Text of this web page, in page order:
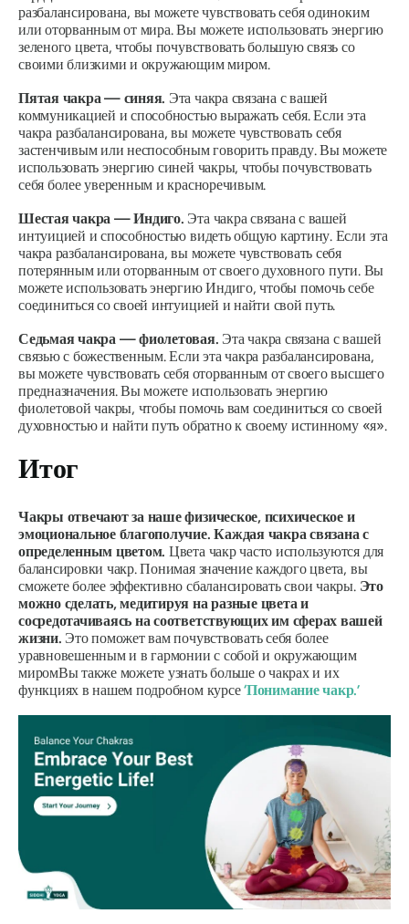
разбалансирована, вы можете чувствовать себя одиноким
или оторванным от мира. Вы можете использовать энергию
зеленого цвета, чтобы почувствовать большую связь со
своими близкими и окружающим миром.
Пятая чакра — синяя. Эта чакра связана с вашей
коммуникацией и способностью выражать себя. Если эта
чакра разбалансирована, вы можете чувствовать себя
застенчивым или неспособным говорить правду. Вы можете
использовать энергию синей чакры, чтобы почувствовать
себя более уверенным и красноречивым.
Шестая чакра — Индиго. Эта чакра связана с вашей
интуицией и способностью видеть общую картину. Если эта
чакра разбалансирована, вы можете чувствовать себя
потерянным или оторванным от своего духовного пути. Вы
можете использовать энергию Индиго, чтобы помочь себе
соединиться со своей интуицией и найти свой путь.
Седьмая чакра — фиолетовая. Эта чакра связана с вашей
связью с божественным. Если эта чакра разбалансирована,
вы можете чувствовать себя оторванным от своего высшего
предназначения. Вы можете использовать энергию
фиолетовой чакры, чтобы помочь вам соединиться со своей
духовностью и найти путь обратно к своему истинному «я».
Итог
Чакры отвечают за наше физическое, психическое и
эмоциональное благополучие. Каждая чакра связана с
определенным цветом. Цвета чакр часто используются для
балансировки чакр. Понимая значение каждого цвета, вы
сможете более эффективно сбалансировать свои чакры. Это
можно сделать, медитируя на разные цвета и
сосредотачиваясь на соответствующих им сферах вашей
жизни. Это поможет вам почувствовать себя более
уравновешенным и в гармонии с собой и окружающим
миромВы также можете узнать больше о чакрах и их
функциях в нашем подробном курсе‘Понимание чакр.’